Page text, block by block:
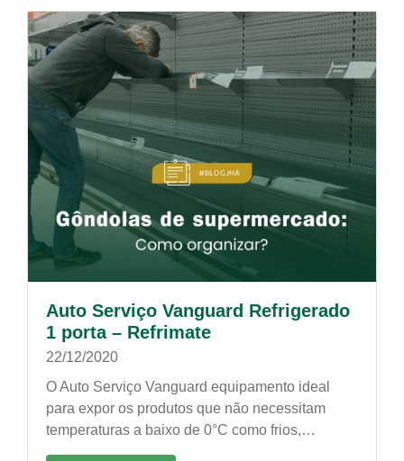
Auto Serviço Vanguard Refrigerado
1 porta – Refrimate
22/12/2020
O Auto Serviço Vanguard equipamento ideal
para expor os produtos que não necessitam
temperaturas a baixo de 0°C como frios,
laticínios, bebidas verduras e até mesmo flores